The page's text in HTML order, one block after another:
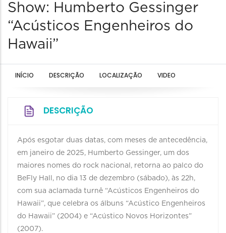
Show: Humberto Gessinger
“Acústicos Engenheiros do
Hawaii”
INÍCIO DESCRIÇÃO LOCALIZAÇÃO VIDEO
DESCRIÇÃO
Após esgotar duas datas, com meses de antecedência,
em janeiro de 2025, Humberto Gessinger, um dos
maiores nomes do rock nacional, retorna ao palco do
BeFly Hall, no dia 13 de dezembro (sábado), às 22h,
com sua aclamada turnê “Acústicos Engenheiros do
Hawaii”, que celebra os álbuns “Acústico Engenheiros
do Hawaii” (2004) e “Acústico Novos Horizontes”
(2007).